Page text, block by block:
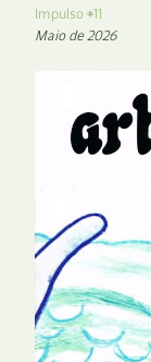
Impulso #11
Maio de 2026